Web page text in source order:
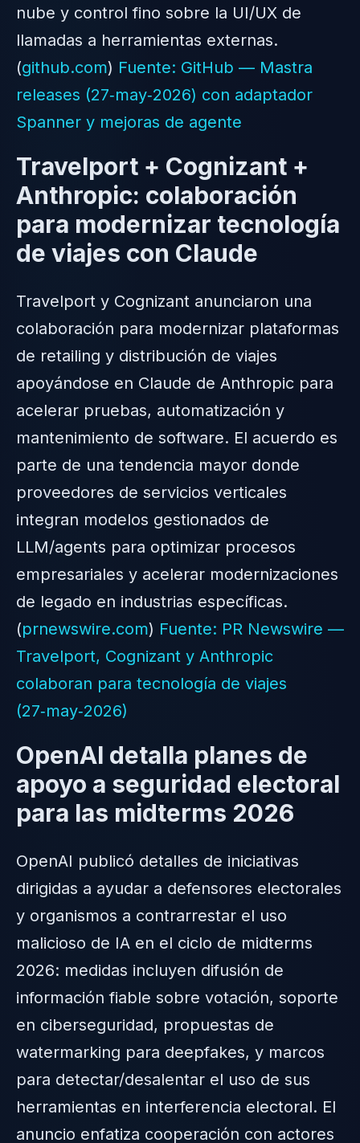
nube y control fino sobre la UI/UX de
llamadas a herramientas externas.
(github.com) Fuente: GitHub — Mastra
releases (27‑may‑2026) con adaptador
Spanner y mejoras de agente
Travelport + Cognizant +
Anthropic: colaboración
para modernizar tecnología
de viajes con Claude
Travelport y Cognizant anunciaron una
colaboración para modernizar plataformas
de retailing y distribución de viajes
apoyándose en Claude de Anthropic para
acelerar pruebas, automatización y
mantenimiento de software. El acuerdo es
parte de una tendencia mayor donde
proveedores de servicios verticales
integran modelos gestionados de
LLM/agents para optimizar procesos
empresariales y acelerar modernizaciones
de legado en industrias específicas.
(prnewswire.com) Fuente: PR Newswire —
Travelport, Cognizant y Anthropic
colaboran para tecnología de viajes
(27‑may‑2026)
OpenAI detalla planes de
apoyo a seguridad electoral
para las midterms 2026
OpenAI publicó detalles de iniciativas
dirigidas a ayudar a defensores electorales
y organismos a contrarrestar el uso
malicioso de IA en el ciclo de midterms
2026: medidas incluyen difusión de
información fiable sobre votación, soporte
en ciberseguridad, propuestas de
watermarking para deepfakes, y marcos
para detectar/desalentar el uso de sus
herramientas en interferencia electoral. El
anuncio enfatiza cooperación con actores